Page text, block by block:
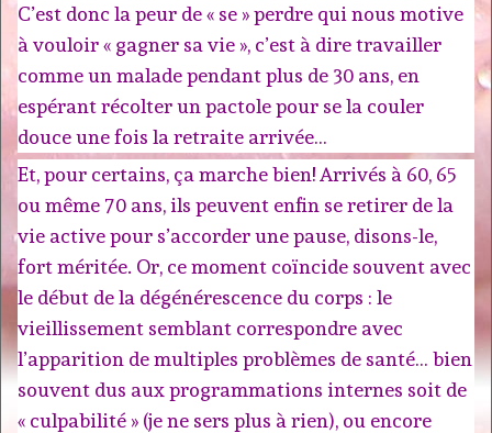
C’est donc la peur de « se » perdre qui nous motive
à vouloir « gagner sa vie », c’est à dire travailler
comme un malade pendant plus de 30 ans, en
espérant récolter un pactole pour se la couler
douce une fois la retraite arrivée…
Et, pour certains, ça marche bien! Arrivés à 60, 65
ou même 70 ans, ils peuvent enfin se retirer de la
vie active pour s’accorder une pause, disons-le,
fort méritée. Or, ce moment coïncide souvent avec
le début de la dégénérescence du corps : le
vieillissement semblant correspondre avec
l’apparition de multiples problèmes de santé… bien
souvent dus aux programmations internes soit de
« culpabilité » (je ne sers plus à rien), ou encore